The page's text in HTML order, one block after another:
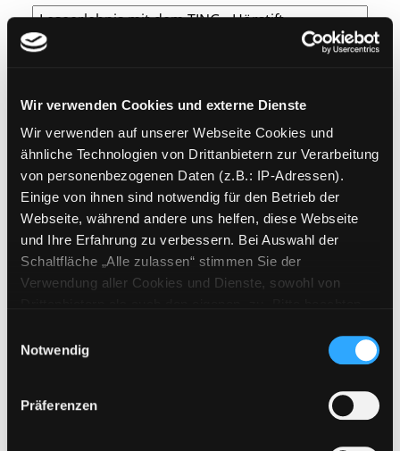
Wir verwenden Cookies und externe Dienste
Wir verwenden auf unserer Webseite Cookies und
ähnliche Technologien von Drittanbietern zur Verarbeitung
von personenbezogenen Daten (z.B.: IP-Adressen).
Einige von ihnen sind notwendig für den Betrieb der
Webseite, während andere uns helfen, diese Webseite
und Ihre Erfahrung zu verbessern. Bei Auswahl der
Schaltfläche „Alle zulassen“ stimmen Sie der
Verwendung aller Cookies und Dienste, sowohl von
Cookies von Drittanbietern, eine Verarbeitung in
unsicheren Drittländern (Länder außerhalb des EWR
ohne adäquates Datenschutzniveau) stattfinden kann. In
diesem Zusammenhang können aktuell Risiken für
Notwendig
Präferenzen
Weitere Suchkriterien
Erwerbungen der letzten Tage
Jahr von
Medien anzeigen, die nach dem Jahr veröffentlicht
Jahr bis
Medien anzeigen, die vor dem
E-Medien
Mediengruppe